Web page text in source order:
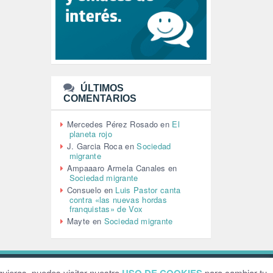
LEÓN XIV (5)
LGTBI (1)
MEMORIA HISTÓRICA (232)
MONARQUÍA (26)
NATURALEZA (1)
PALESTINA (8)
PARTICIPACIÓN CIUDADANA (392)
PAZ (2)
PENSIONES (12)
PEPE MUJICA (2)
PESCADORES (1)
POBREZA (2)
POLÍTICA INTERNACIONAL (367)
POLÍTICA VALENCIA (357)
ÚLTIMOS
COMENTARIOS
Mercedes Pérez Rosado en El
planeta rojo
J. Garcia Roca enSociedad
migrante
Ampaaaro Armela Canales en
Sociedad migrante
Consuelo en Luis Pastor canta
contra «las nuevas hordas
franquistas» de Vox
Mayte en Sociedad migrante